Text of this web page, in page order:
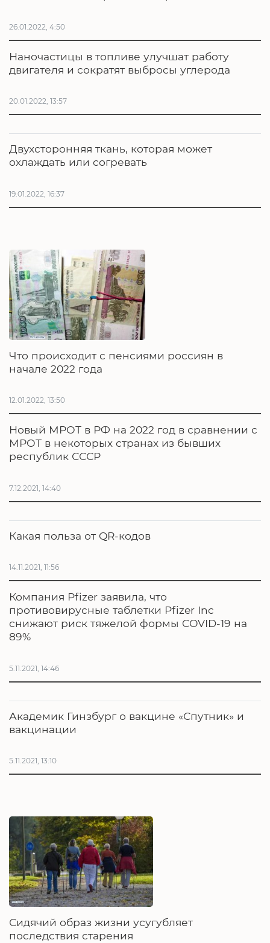
26.01.2022, 4:50
Наночастицы в топливе улучшат работу
двигателя и сократят выбросы углерода
20.01.2022, 13:57
Двухсторонняя ткань, которая может
охлаждать или согревать
19.01.2022, 16:37
Что происходит с пенсиями россиян в
начале 2022 года
12.01.2022, 13:50
Новый МРОТ в РФ на 2022 год в сравнении с
МРОТ в некоторых странах из бывших
республик СССР
7.12.2021, 14:40
Какая польза от QR-кодов
14.11.2021, 11:56
Компания Pfizer заявила, что
противовирусные таблетки Pfizer Inc
снижают риск тяжелой формы COVID-19 на
89%
5.11.2021, 14:46
Академик Гинзбург о вакцине «Спутник» и
вакцинации
5.11.2021, 13:10
Сидячий образ жизни усугубляет
последствия старения